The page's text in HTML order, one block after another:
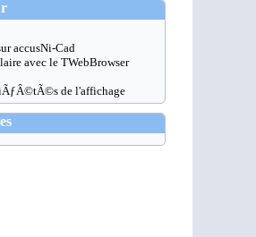
accusNi-Cad
avec le TWebBrowser
de l'affichage